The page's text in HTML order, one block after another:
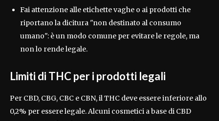
Fai attenzione alle etichette vaghe o ai prodotti che
riportano la dicitura "non destinato al consumo
umano": è un modo comune per evitare le regole, ma
non lo rende legale.
Limiti di THC per i prodotti legali
Per CBD, CBG, CBC e CBN, il THC deve essere inferiore allo
0,2% per essere legale. Alcuni cosmetici a base di CBD